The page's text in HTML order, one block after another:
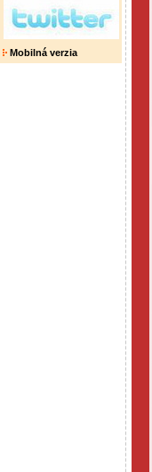
Mobilná verzia